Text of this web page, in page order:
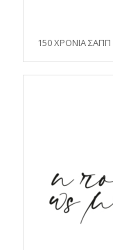
150 ΧΡΟΝΙΑ ΣΑΠΠ